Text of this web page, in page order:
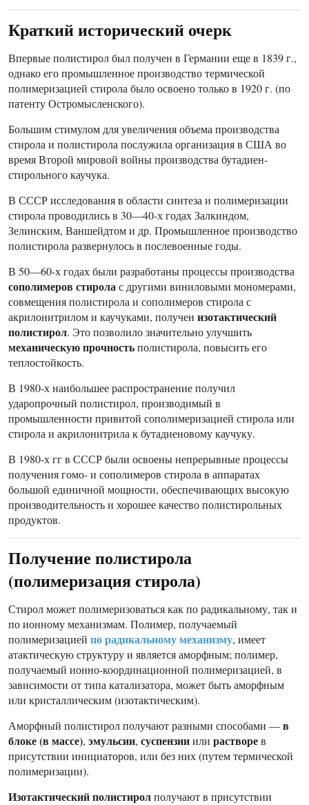
Краткий исторический очерк
Впервые полистирол был получен в Германии еще в 1839 г.,
однако его промышленное производство термической
полимеризацией стирола было освоено только в 1920 г. (по
патенту Остромысленского).
Большим стимулом для увеличения объема производства
стирола и полистирола послужила организация в США во
время Второй мировой войны производства бутадиен-
стирольного каучука.
В СССР исследования в области синтеза и полимеризации
стирола проводились в 30—40-х годах Залкиндом,
Зелинским, Ваншейдтом и др. Промышленное производство
полистирола развернулось в послевоенные годы.
В 50—60-х годах были разработаны процессы производства
сополимеров стиролас другими виниловыми мономерами,
совмещения полистирола и сополимеров стирола с
акрилонитрилом и каучуками, получен изотактический
полистирол. Это позволило значительно улучшить
механическую прочностьполистирола, повысить его
теплостойкость.
В 1980-х наибольшее распространение получил
ударопрочный полистирол, производимый в
промышленности привитой сополимеризацией стирола или
стирола и акрилонитрила к бутадиеновому каучуку.
В 1980-х гг в СССР были освоены непрерывные процессы
получения гомо- и сополимеров стирола в аппаратах
большой единичной мощности, обеспечивающих высокую
производительность и хорошее качество полистирольных
продуктов.
Получение полистирола
(полимеризация стирола)
Стирол может полимеризоваться как по радикальному, так и
по ионному механизмам. Полимер, получаемый
полимеризацией по радикальному механизму, имеет
атактическую структуру и является аморфным; полимер,
получаемый ионно-координационной полимеризацией, в
зависимости от типа катализатора, может быть аморфным
или кристаллическим (изотактическим).
Аморфный полистирол получают разными способами —в
блоке (в массе), эмульсии, суспензииили растворев
присутствии инициаторов, или без них (путем термической
полимеризации).
Изотактический полистиролполучают в присутствии